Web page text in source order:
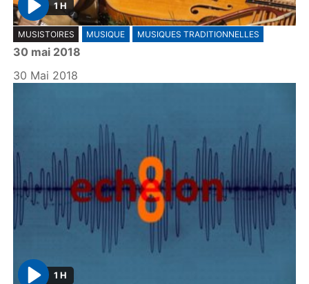
P
l
a
y
1 H
MUSISTOIRES MUSIQUE MUSIQUES TRADITIONNELLES
30 mai 2018
30 Mai 2018
1 H